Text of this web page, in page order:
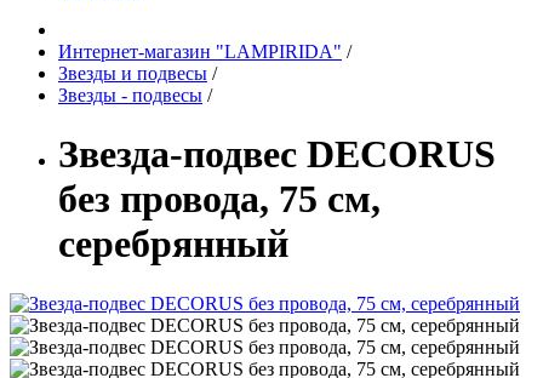
Интернет-магазин "LAMPIRIDA" /
Звезды и подвесы /
Звезды - подвесы /
Звезда-подвес DECORUS
без провода, 75 см,
серебрянный